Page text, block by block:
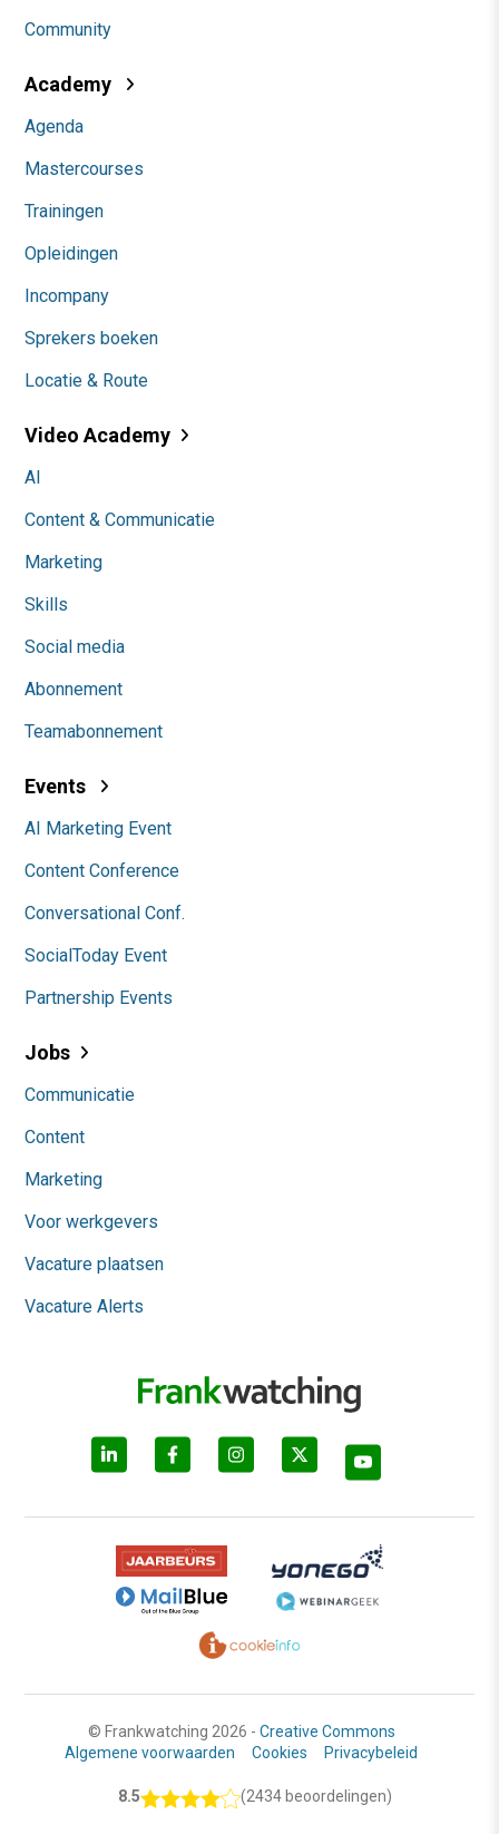
Community
Academy
Agenda
Mastercourses
Trainingen
Opleidingen
Incompany
Sprekers boeken
Locatie & Route
Video Academy
AI
Content & Communicatie
Marketing
Skills
Social media
Abonnement
Teamabonnement
Events
AI Marketing Event
Content Conference
Conversational Conf.
SocialToday Event
Partnership Events
Jobs
Communicatie
Content
Marketing
Voor werkgevers
Vacature plaatsen
Vacature Alerts
© Frankwatching 2026 - Creative Commons
Algemene voorwaarden
Cookies Privacybeleid
8.5 (2434 beoordelingen)